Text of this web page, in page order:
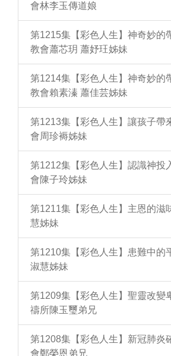
會林李玉傳道娘
第1215集【彩色人生】神奇妙的
教會蕭芯玥 蕭妤玨姊妹
第1214集【彩色人生】神奇妙的
教會賴素溱 蕭佳芸姊妹
第1213集【彩色人生】讓孩子帶
會周珍褥姊妹
第1212集【彩色人生】認識神投
會陳子玲姊妹
第1211集【彩色人生】主恩的滋
慧姊妹
第1210集【彩色人生】患難中的
淑慧姊妹
第1209集【彩色人生】聖靈改變
禱所陳玉璽弟兄
第1208集【彩色人生】新冠肺炎
會鄭榮恩弟兄